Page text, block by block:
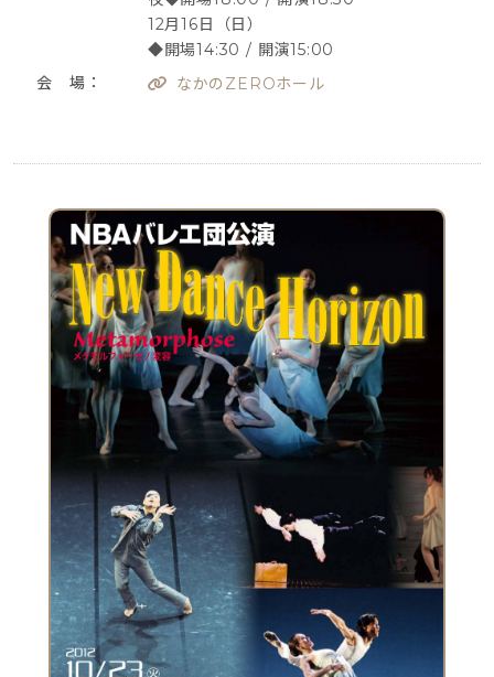
12月16日（日）
◆開場14:30 / 開演15:00
会 場：
なかのZEROホール